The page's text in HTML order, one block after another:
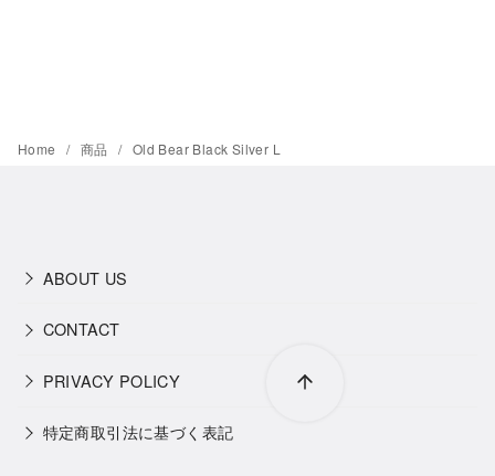
Home 商品 Old Bear Black Silver L
ABOUT US
CONTACT
PRIVACY POLICY
特定商取引法に基づく表記